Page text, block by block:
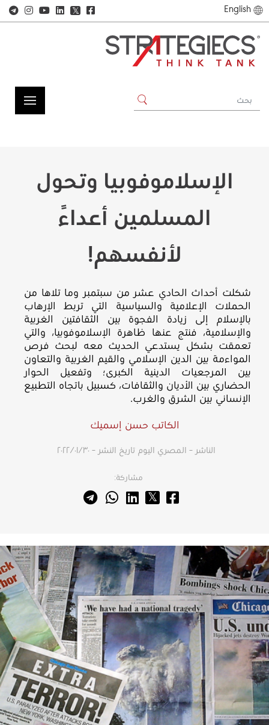
English
𝕏
الإسلاموفوبيا وتحول
المسلمين أعداًء
لأنفسهم!
شكلت أحداث الحادي عشر من سبتمبر وما تلاها من
الحملات الإعلامية والسياسية التي تربط الإرهاب
بالإسلام إلى زيادة الفجوة بين الثقافتين الغربية
والإسلامية، فنتج عنها ظاهرة الإسلاموفوبيا، والتي
تعمقت بشكل يستدعي الحديث معه لبحث فرص
المواءمة بين الدين الإسلامي والقيم الغربية والتعاون
بين المرجعيات الدينية الكبرى؛ وتفعيل الحوار
الحضاري بين الأديان والثقافات، كسبيل باتجاه التطبيع
الإنساني بين الشرق والغرب.
الكاتب حسن إسميك
الناشر – المصري اليوم تاريخ النشر – ٣٠‏/٠١‏/٢٠٢٢
مشاركة: